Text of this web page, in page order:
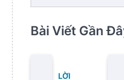
Bài Viết Gần
LỜI